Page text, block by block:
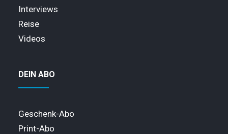
Interviews
Reise
Videos
DEIN ABO
Geschenk-Abo
Print-Abo